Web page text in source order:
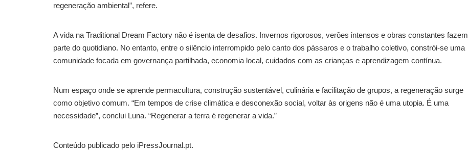
regeneração ambiental”, refere.
A vida na Traditional Dream Factory não é isenta de desafios. Invernos rigorosos, verões intensos e obras constantes fazem
parte do quotidiano. No entanto, entre o silêncio interrompido pelo canto dos pássaros e o trabalho coletivo, constrói-se uma
comunidade focada em governança partilhada, economia local, cuidados com as crianças e aprendizagem contínua.
Num espaço onde se aprende permacultura, construção sustentável, culinária e facilitação de grupos, a regeneração surge
como objetivo comum. “Em tempos de crise climática e desconexão social, voltar às origens não é uma utopia. É uma
necessidade”, conclui Luna. “Regenerar a terra é regenerar a vida.”
Conteúdo publicado pelo iPressJournal.pt.